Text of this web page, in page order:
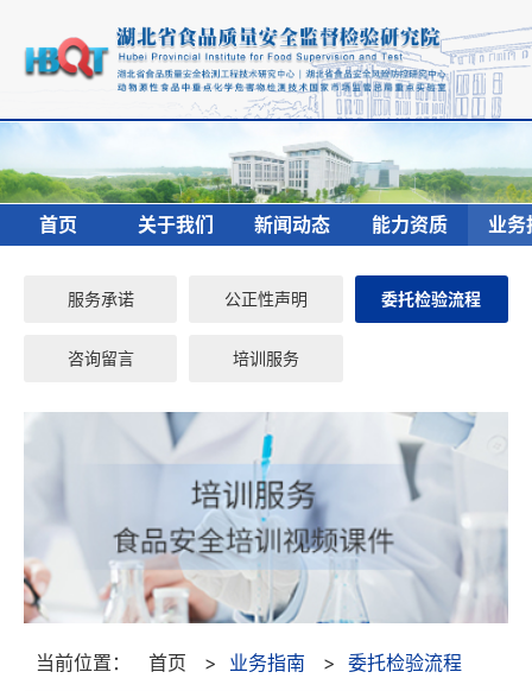
首页 关于我们 新闻动态 能力资质 业务
服务承诺 公正性声明 委托检验流程
咨询留言 培训服务
当前位置： 首页 > 业务指南 > 委托检验流程